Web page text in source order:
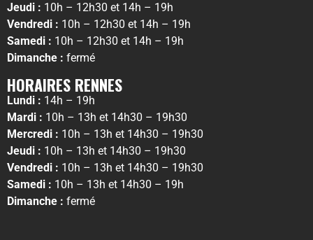
Jeudi : 10h – 12h30 et 14h – 19h
Vendredi : 10h – 12h30 et 14h – 19h
Samedi : 10h – 12h30 et 14h – 19h
Dimanche : fermé
HORAIRES RENNES
Lundi : 14h – 19h
Mardi : 10h – 13h et 14h30 – 19h30
Mercredi : 10h – 13h et 14h30 – 19h30
Jeudi : 10h – 13h et 14h30 – 19h30
Vendredi : 10h – 13h et 14h30 – 19h30
Samedi : 10h – 13h et 14h30 – 19h
Dimanche : fermé